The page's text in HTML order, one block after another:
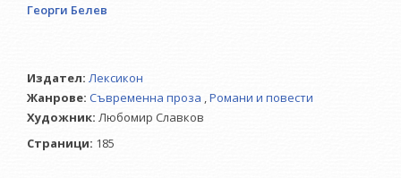
Георги Белев
Издател: Лексикон
Жанрове: Съвременна проза ,Романи и повести
Художник: Любомир Славков
Страници: 185